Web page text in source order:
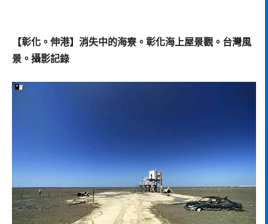
【彰化。伸港】消失中的海寮。彰化海上屋景觀。台灣風
景。攝影記錄